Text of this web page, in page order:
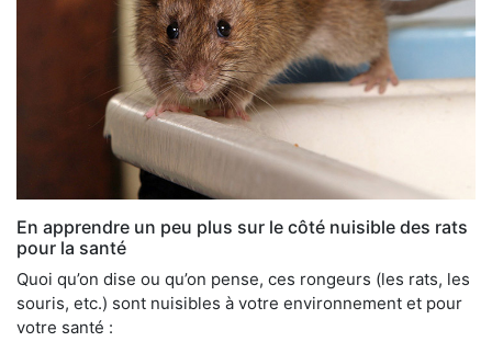
En apprendre un peu plus sur le côté nuisible des rats
pour la santé
Quoi qu’on dise ou qu’on pense, ces rongeurs (les rats, les
souris, etc.) sont nuisibles à votre environnement et pour
votre santé :